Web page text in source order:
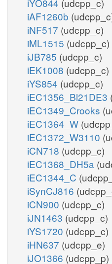
iAF1260b
iNF517 (udcpp_c)
iML1515 (udcpp_c)
iJB785 (udcpp_c)
iEK1008 (udcpp_c)
iYS854 (udcpp_c)
iEC1356_Bl21DE3
iEC1349_Crooks
iEC1364_W
iEC1372_W3110
iCN718 (udcpp_c)
iEC1368_DH5a
iEC1344_C
iSynCJ816
iCN900 (udcpp_c)
iJN1463 (udcpp_c)
iYS1720 (udcpp_c)
iHN637 (udcpp_e)
iJO1366 (udcpp_p)